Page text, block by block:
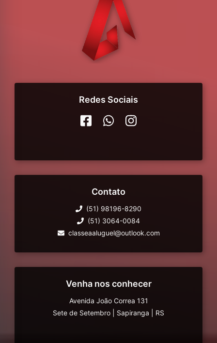
Redes Sociais
Contato
(51) 98196-8290
(51) 3064-0084
classeaaluguel@outlook.com
Venha nos conhecer
Avenida João Correa 131
Sete de Setembro
Sapiranga RS